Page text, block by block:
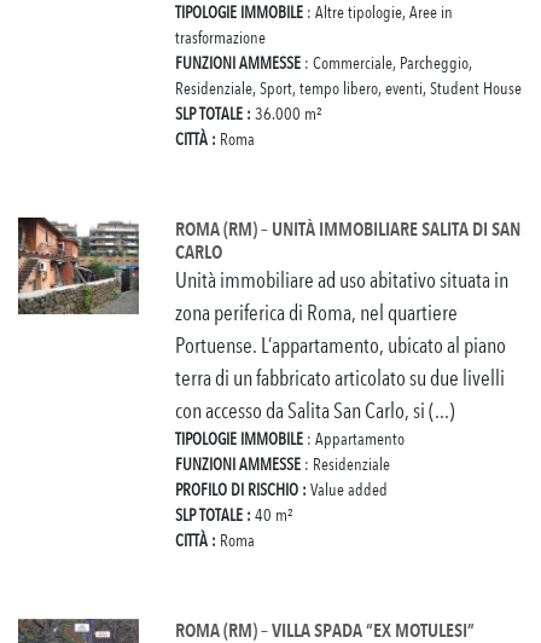
TIPOLOGIE IMMOBILE : Altre tipologie, Aree in
trasformazione
FUNZIONI AMMESSE : Commerciale, Parcheggio,
Residenziale, Sport, tempo libero, eventi, Student House
SLP TOTALE : 36.000 m²
CITTÀ : Roma
ROMA (RM) – UNITÀ IMMOBILIARE SALITA DI SAN
CARLO
Unità immobiliare ad uso abitativo situata in
zona periferica di Roma, nel quartiere
Portuense. L’appartamento, ubicato al piano
terra di un fabbricato articolato su due livelli
con accesso da Salita San Carlo, si (...)
TIPOLOGIE IMMOBILE : Appartamento
FUNZIONI AMMESSE : Residenziale
PROFILO DI RISCHIO : Value added
SLP TOTALE : 40 m²
CITTÀ : Roma
ROMA (RM) – VILLA SPADA “EX MOTULESI”